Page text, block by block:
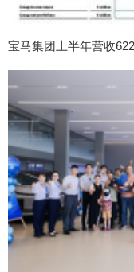
宝马集团上半年营收